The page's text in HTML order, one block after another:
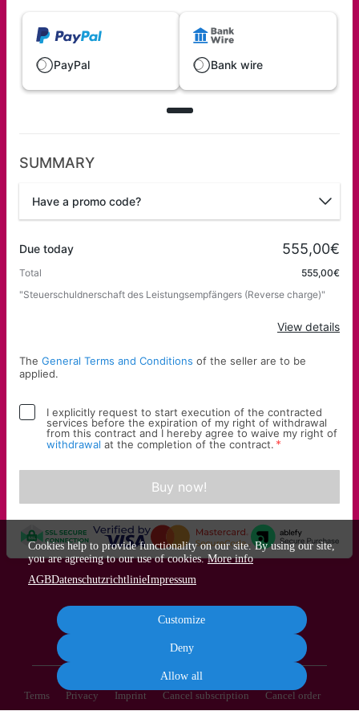
PayPal Bank wire
SUMMARY
Have a promo code?
Apply
Due today 555,00€
Total
555,00€
"Steuerschuldnerschaft des Leistungsempfängers (Reverse charge)"
View details
The General Terms and Conditions of the seller are to be
applied.
I explicitly request to start execution of the contracted
services before the expiration of my right of withdrawal
from this contract and I hereby agree to waive my right of
withdrawal at the completion of the contract. *
Buy now!
Terms Privacy Imprint Cancel subscription Cancel order
Cookies help to provide functionality on our site. By using our site,
you are agreeing to our use of cookies.More info
AGBDatenschutzrichtlinieImpressum
Customize
Deny
Allow all